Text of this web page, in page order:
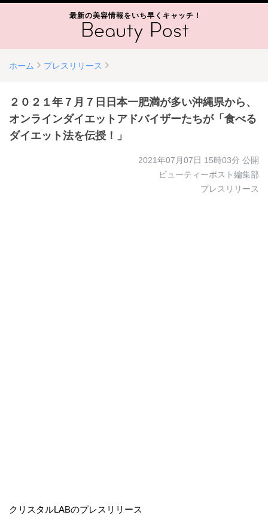
最新の美容情報をいち早くキャッチ！
ホーム プレスリリース
２０２１年７月７日日本一肥満が多い沖縄県から、
オンラインダイエットアドバイザーたちが「食べる
ダイエット法を伝授！」
2021年07月07日 15時03分 公開
ビューティーポスト編集部
プレスリリース
クリスタルLABのプレスリリース